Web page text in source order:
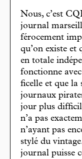
Nous, c’est
journal
férocement
qu’on existe et
en totale
fonctionne
ficelle et que la
journaux
jour plus
n’a pas
n’ayant pas
stylé du
journal puisse